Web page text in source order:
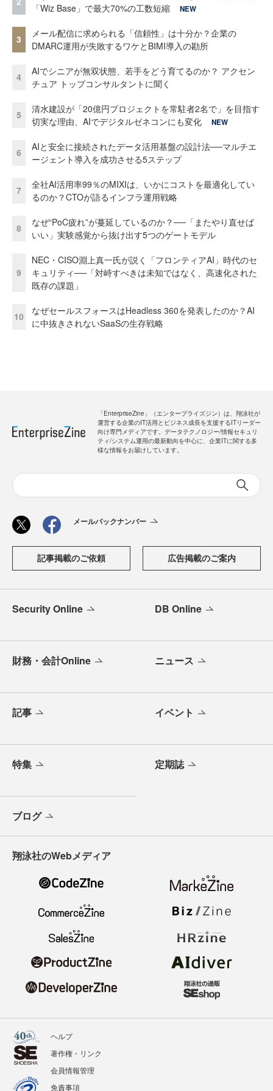
「Wiz Base」で最大70%の工数短縮
NEW
3
メール配信に求められる「信頼性」は十分か？企業の
DMARC運用が失敗するワケとBIMI導入の勘所
4
AIでシニアが無双状態、若手をどう育てるのか？ アクセン
チュア トップコンサルタントに聞く
5
清水建設が「20億円プロジェクトを常駐者2名で」を目指す
切実な理由、AIでデジタルゼネコンにも変化
NEW
6
AIと安全に接続されたデータ活用基盤の設計法──マルチエ
ージェント導入を成功させる5ステップ
7
全社AI活用率99％のMIXIは、いかにコストを最適化してい
るのか？CTOが語るインフラ運用戦略
8
なぜ“PoC疲れ”が蔓延しているのか？──「またやり直せば
いい」実験感覚から抜け出す5つのゲートモデル
9
NEC・CISO淵上真一氏が説く「フロンティアAI」時代のセ
キュリティ──「対峙すべきは未知ではなく、高速化された
既存の課題」
10
なぜセールスフォースはHeadless 360を発表したのか？AI
に中抜きされないSaaSの生存戦略
「EnterpriseZine」（エンタープライズジン）は、翔泳社が
運営する企業のIT活用とビジネス成長を支援するITリーダー
向け専門メディアです。データテクノロジー/情報セキュリ
ティ/システム運用の最新動向を中心に、企業ITに関する多
様な情報をお届けしています。
メールバックナンバー
記事掲載のご依頼 広告掲載のご案内
Security Online DB Online
財務・会計Online ニュース
記事 イベント
特集 定期誌
ブログ
翔泳社のWebメディア
ヘルプ
著作権・リンク
会員情報管理
免責事項